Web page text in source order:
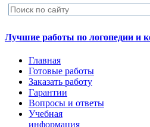
Лучшие работы по логопедии и
Главная
Готовые работы
Заказать работу
Гарантии
Вопросы и ответы
Учебная
информация